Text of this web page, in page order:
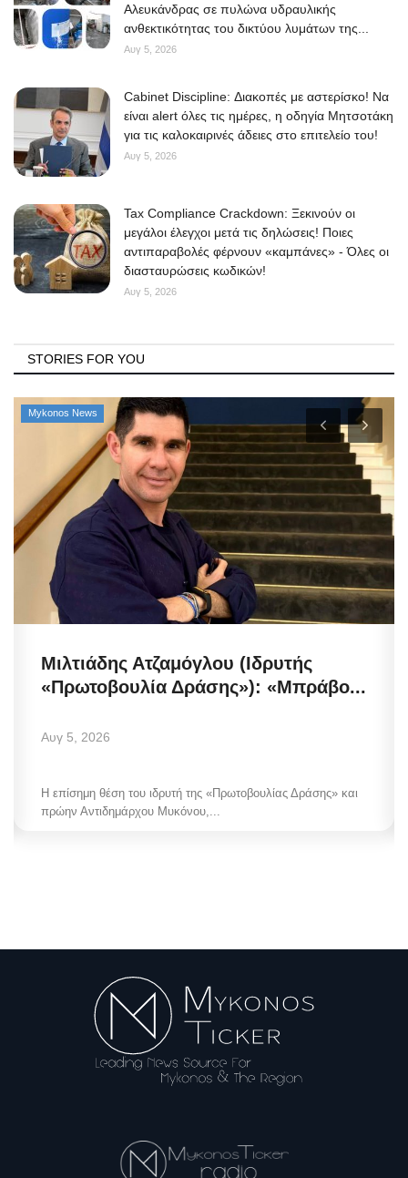
Αλευκάνδρας σε πυλώνα υδραυλικής
ανθεκτικότητας του δικτύου λυμάτων της...
Αυγ 5, 2026
Cabinet Discipline: Διακοπές με αστερίσκο! Να
είναι alert όλες τις ημέρες, η οδηγία Μητσοτάκη
για τις καλοκαιρινές άδειες στο επιτελείο του!
Αυγ 5, 2026
Tax Compliance Crackdown: Ξεκινούν οι
μεγάλοι έλεγχοι μετά τις δηλώσεις! Ποιες
αντιπαραβολές φέρνουν «καμπάνες» - Όλες οι
διασταυρώσεις κωδικών!
Αυγ 5, 2026
STORIES FOR YOU
Mykonos News
Μιλτιάδης Ατζαμόγλου (Ιδρυτής
«Πρωτοβουλία Δράσης»): «Μπράβο...
Αυγ 5, 2026
Η επίσημη θέση του ιδρυτή της «Πρωτοβουλίας Δράσης» και
πρώην Αντιδημάρχου Μυκόνου,...